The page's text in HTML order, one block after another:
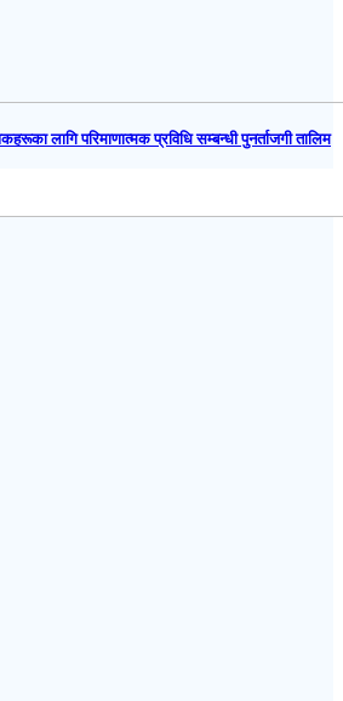
लागि परिमाणात्मक प्रविधि सम्बन्धी पुनर्ताजगी तालिम